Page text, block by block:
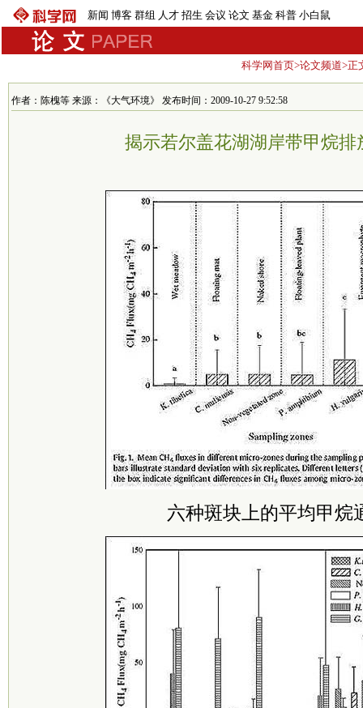
新闻 博客 群组 人才 招生 会议 论文 基金 科普 小白鼠
科学网首页>论文频道>正
作者：陈槐等 来源：《大气环境》 发布时间：2009-10-27 9:52:58
揭示若尔盖花湖湖岸带甲烷排
六种斑块上的平均甲烷